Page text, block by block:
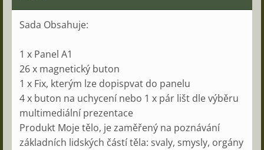
Sada Obsahuje:
1 x Panel A1
26 x magnetický buton
1 x Fix, kterým lze dopispvat do panelu
4 x buton na uchycení nebo 1 x pár lišt dle výběru
multimediální prezentace
Produkt Moje tělo, je zaměřený na poznávání
základních lidských částí těla: svaly, smysly, orgány